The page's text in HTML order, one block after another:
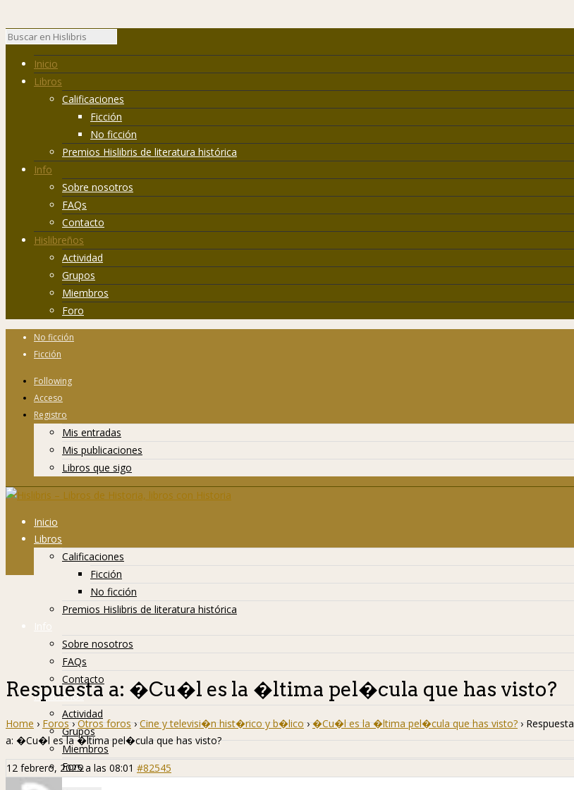
Inicio
Libros
Calificaciones
Ficción
No ficción
Premios Hislibris de literatura histórica
Info
Sobre nosotros
FAQs
Contacto
Hislibreños
Actividad
Grupos
Miembros
Foro
No ficción
Ficción
Following
Acceso
Registro
Mis entradas
Mis publicaciones
Libros que sigo
Inicio
Libros
Calificaciones
Ficción
No ficción
Premios Hislibris de literatura histórica
Info
Sobre nosotros
FAQs
Contacto
Hislibreños
Actividad
Grupos
Miembros
Foro
Respuesta a: �Cu�l es la �ltima pel�cula que has visto?
Home › Foros › Otros foros › Cine y televisi�n hist�rico y b�lico › �Cu�l es la �ltima pel�cula que has visto? › Respuesta
a: �Cu�l es la �ltima pel�cula que has visto?
12 febrero, 2025 a las 08:01 #82545